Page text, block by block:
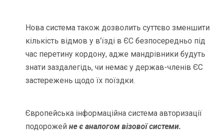
Нова система також дозволить суттєво зменшити
кількість відмов у в’їзді в ЄС безпосередньо під
час перетину кордону, адже мандрівники будуть
знати заздалегідь, чи немає у держав-членів ЄС
застережень щодо їх поїздки.
Європейська інформаційна система авторизації
подорожейне є аналогом візової системи.